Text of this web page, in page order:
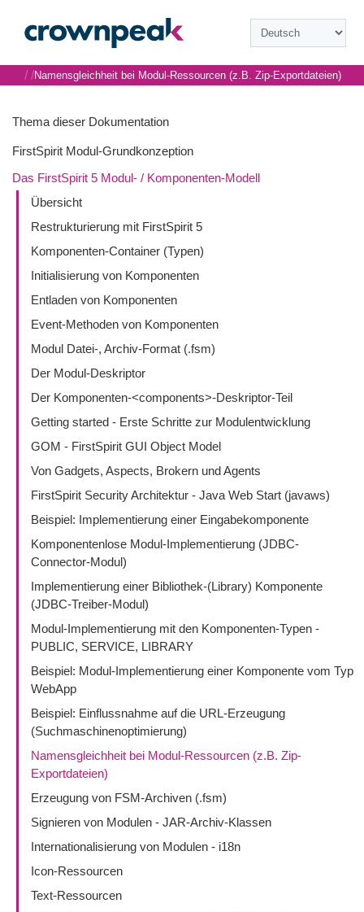
Thema dieser Dokumentation
FirstSpirit Modul-Grundkonzeption
Das FirstSpirit 5 Modul- / Komponenten-Modell
Übersicht
Restrukturierung mit FirstSpirit 5
Komponenten-Container (Typen)
Initialisierung von Komponenten
Entladen von Komponenten
Event-Methoden von Komponenten
Modul Datei-, Archiv-Format (.fsm)
Der Modul-Deskriptor
Der Komponenten-<components>-Deskriptor-Teil
Getting started - Erste Schritte zur Modulentwicklung
GOM - FirstSpirit GUI Object Model
Von Gadgets, Aspects, Brokern und Agents
FirstSpirit Security Architektur - Java Web Start (javaws)
Beispiel: Implementierung einer Eingabekomponente
Komponentenlose Modul-Implementierung (JDBC-
Connector-Modul)
Implementierung einer Bibliothek-(Library) Komponente
(JDBC-Treiber-Modul)
Modul-Implementierung mit den Komponenten-Typen -
PUBLIC, SERVICE, LIBRARY
Beispiel: Modul-Implementierung einer Komponente vom Typ
WebApp
Beispiel: Einflussnahme auf die URL-Erzeugung
(Suchmaschinenoptimierung)
Namensgleichheit bei Modul-Ressourcen (z.B. Zip-
Exportdateien)
Erzeugung von FSM-Archiven (.fsm)
Signieren von Modulen - JAR-Archiv-Klassen
Internationalisierung von Modulen - i18n
Icon-Ressourcen
Text-Ressourcen
/ /Namensgleichheit bei Modul-Ressourcen (z.B. Zip-Exportdateien)